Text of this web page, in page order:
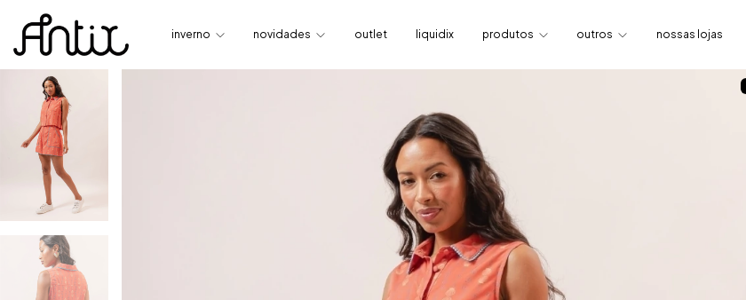
inverno novidades outlet liquidix produtos outros nossas lojas